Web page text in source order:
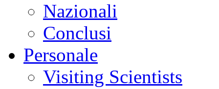
Nazionali
Conclusi
Personale
Visiting Scientists